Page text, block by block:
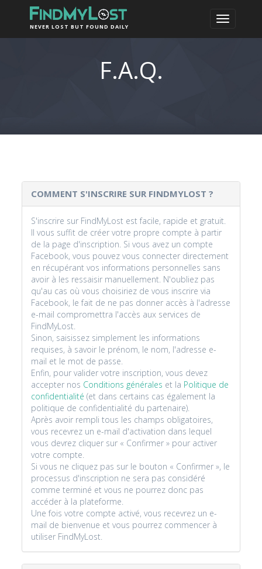
NEVER LOST BUT FOUND DAILY
F.A.Q.
COMMENT S'INSCRIRE SUR FINDMYLOST ?
S'inscrire sur FindMyLost est facile, rapide et gratuit.
Il vous suffit de créer votre propre compte à partir
de la page d'inscription. Si vous avez un compte
Facebook, vous pouvez vous connecter directement
en récupérant vos informations personnelles sans
avoir à les ressaisir manuellement. N'oubliez pas
qu'au cas où vous choisiriez de vous inscrire via
Facebook, le fait de ne pas donner accès à l'adresse
e-mail compromettra l'accès aux services de
FindMyLost.
Sinon, saisissez simplement les informations
requises, à savoir le prénom, le nom, l'adresse e-
mail et le mot de passe.
Enfin, pour valider votre inscription, vous devez
accepter nos Conditions générales et la Politique de
confidentialité (et dans certains cas également la
politique de confidentialité du partenaire).
Après avoir rempli tous les champs obligatoires,
vous recevrez un e-mail d'activation dans lequel
vous devrez cliquer sur « Confirmer » pour activer
votre compte.
Si vous ne cliquez pas sur le bouton « Confirmer », le
processus d'inscription ne sera pas considéré
comme terminé et vous ne pourrez donc pas
accéder à la plateforme.
Une fois votre compte activé, vous recevrez un e-
mail de bienvenue et vous pourrez commencer à
utiliser FindMyLost.